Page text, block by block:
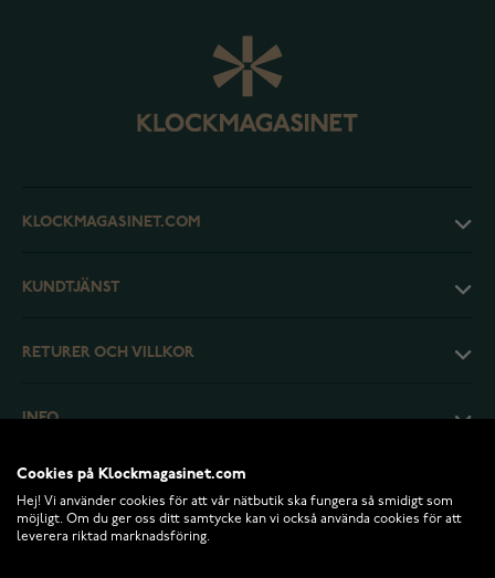
KLOCKMAGASINET.COM
KUNDTJÄNST
RETURER OCH VILLKOR
INFO
Cookies på Klockmagasinet.com
Hej! Vi använder cookies för att vår nätbutik ska fungera så smidigt som
möjligt. Om du ger oss ditt samtycke kan vi också använda cookies för att
leverera riktad marknadsföring.